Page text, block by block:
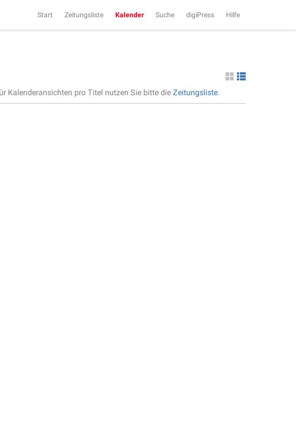
Start Zeitungsliste Kalender Suche digiPress Hilfe
Kalenderansichten pro Titel nutzen Sie bitte die Zeitungsliste.